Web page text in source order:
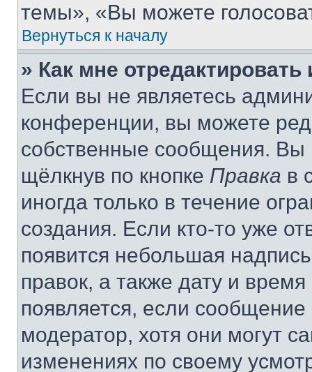
темы», «Вы можете
Вернуться к началу
» Как мне
Если вы не являетесь
конференции, вы можете
собственные сообщения. Вы
щёлкнув по кнопке Правка в
иногда только в течение
создания. Если кто-то уже
появится небольшая
правок, а также дату и
появляется, если
модератор, хотя они могут
изменениях по своему